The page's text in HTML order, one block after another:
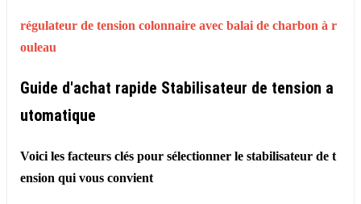
régulateur de tension colonnaire avec balai de charbon à r
ouleau
Guide d'achat rapide Stabilisateur de tension a
utomatique
Voici les facteurs clés pour sélectionner le stabilisateur de t
ension qui vous convient